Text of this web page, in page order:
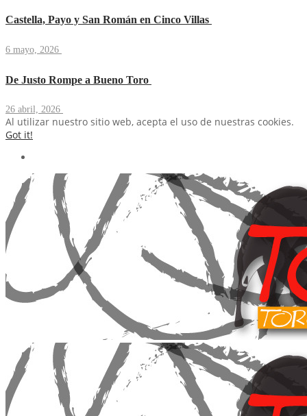
Castella, Payo y San Román en Cinco Villas
6 mayo, 2026
De Justo Rompe a Bueno Toro
26 abril, 2026
Al utilizar nuestro sitio web, acepta el uso de nuestras cookies.
Got it!